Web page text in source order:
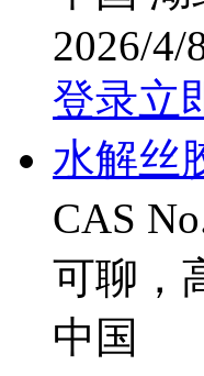
2026/4/
登录立
水解丝
CAS
可聊，
中国